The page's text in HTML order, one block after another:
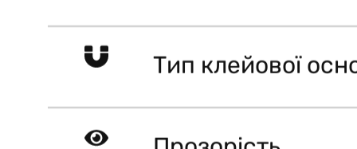
Тип клейової